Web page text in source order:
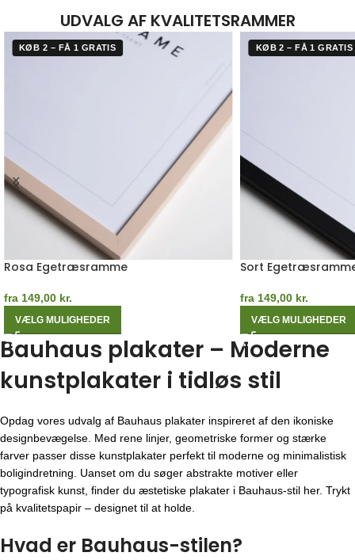
UDVALG AF KVALITETSRAMMER
KØB 2 – FÅ 1 GRATIS
Rosa Egetræsramme
fra 149,00 kr.
VÆLG MULIGHEDER
KØB 2 – FÅ 1 GRATIS
Sort
fra 149,00 kr.
VÆLG MULIGHEDER
Bauhaus plakater – Moderne
kunstplakater i tidløs stil
Opdag vores udvalg af Bauhaus plakater inspireret af den ikoniske
designbevægelse. Med rene linjer, geometriske former og stærke
farver passer disse kunstplakater perfekt til moderne og minimalistisk
boligindretning. Uanset om du søger abstrakte motiver eller
typografisk kunst, finder du æstetiske plakater i Bauhaus-stil her. Trykt
på kvalitetspapir – designet til at holde.
Hvad er Bauhaus-stilen?